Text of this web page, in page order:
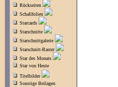
Rückseiten
Schallfolien
Starcards
Starschnitte
Starschnittgalerie
Starschnitt-Raster
Star des Monats
Star von Heute
Titelbilder
Sonstige Beilagen